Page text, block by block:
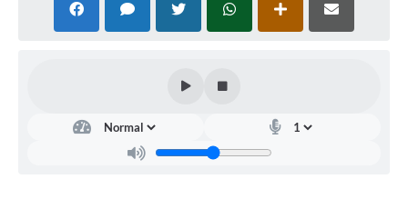
Contas Públicas